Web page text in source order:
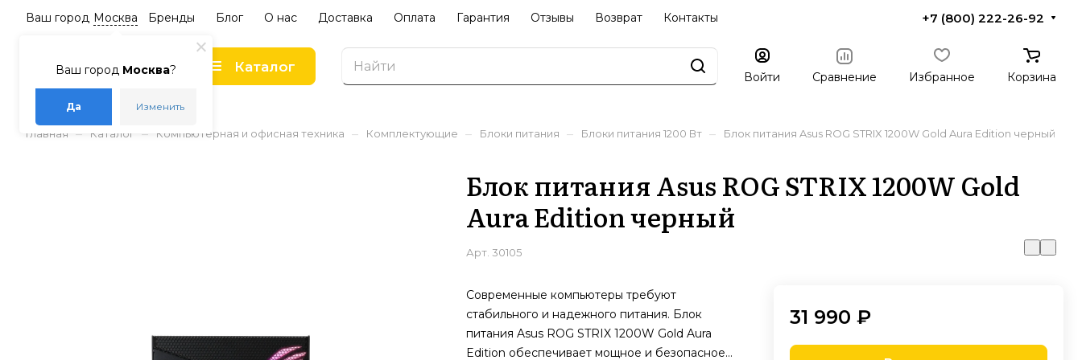
Ваш город Москва?
Да Изменить
Ваш город Москва Бренды Блог О нас Доставка Оплата Гарантия Отзывы Возврат Контакты +7 (800) 222-26-92
Каталог
Войти Сравнение Избранное Корзина
Главная – Каталог – Компьютерная и офисная техника – Комплектующие – Блоки питания – Блоки питания 1200 Вт – Блок питания Asus ROG STRIX 1200W Gold Aura Edition черный
Блок питания Asus ROG STRIX 1200W Gold
Aura Edition черный
Арт. 30105
Современные компьютеры требуют
стабильного и надежного питания. Блок
питания Asus ROG STRIX 1200W Gold Aura
Edition обеспечивает мощное и безопасное
31 990 ₽